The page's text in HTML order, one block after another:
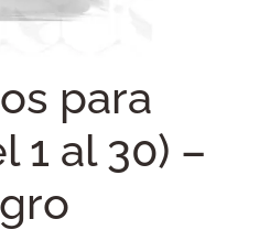
para
1 al 30) –